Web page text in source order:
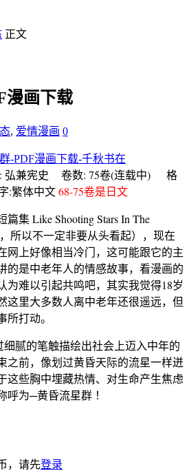
正文
漫画下载
, 爱情漫画 0
弘兼宪史 卷数: 75卷(连载中) 格
繁体中文68-75卷是日文
集 Like Shooting Stars In The
所以不一定非要从头看起），现在
上好像相当冷门，这可能跟它的主
的是中老年人的情感故事，看漫画的
为难以引起共鸣吧，其实我觉得18岁
这里大多数人离中老年还很遥远，但
打动。
腻的笔触描绘出社会上迈入中年的
之前，像划过黄昏天际的流星一样迸
这些胸中埋藏热情、对生命产生焦虑
为─黄昏流星群 ！
，请先登录